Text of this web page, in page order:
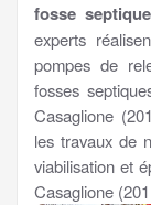
fosse septique
experts
pompes de
fosses
Casaglione
les travaux de
viabilisation et
Casaglione